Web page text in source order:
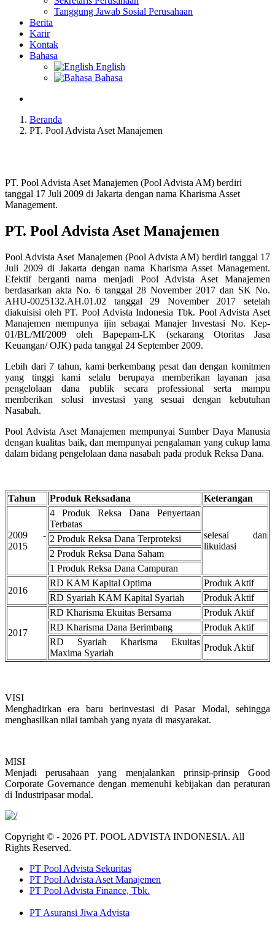
Tanggung Jawab Sosial Perusahaan
Berita
Karir
Kontak
Bahasa
English
Bahasa
Beranda
PT. Pool Advista Aset Manajemen
PT. Pool Advista Aset Manajemen (Pool Advista AM) berdiri
tanggal 17 Juli 2009 di Jakarta dengan nama Kharisma Asset
Management.
PT. Pool Advista Aset Manajemen
Pool Advista Aset Manajemen (Pool Advista AM) berdiri tanggal 17
Juli 2009 di Jakarta dengan nama Kharisma Asset Management.
Efektif berganti nama menjadi Pool Advista Aset Manajemen
berdasarkan akta No. 6 tanggal 28 November 2017 dan SK No.
AHU-0025132.AH.01.02 tanggal 29 November 2017 setelah
diakuisisi oleh PT. Pool Advista Indonesia Tbk. Pool Advista Aset
Manajemen mempunya ijin sebagai Manajer Investasi No. Kep-
01/BL/MI/2009 oleh Bapepam-LK (sekarang Otoritas Jasa
Keuangan/ OJK) pada tanggal 24 September 2009.
Lebih dari 7 tahun, kami berkembang pesat dan dengan komitmen
yang tinggi kami selalu berupaya memberikan layanan jasa
pengelolaan dana publik secara professional serta mampu
memberikan solusi investasi yang sesuai dengan kebutuhan
Nasabah.
Pool Advista Aset Manajemen mempunyai Sumber Daya Manusia
dengan kualitas baik, dan mempunyai pengalaman yang cukup lama
dalam bidang pengelolaan dana nasabah pada produk Reksa Dana.
Tahun Produk Reksadana Keterangan
2009 -
2015
4 Produk Reksa Dana Penyertaan
Terbatas
selesai dan
likuidasi
2 Produk Reksa Dana Terproteksi
2 Produk Reksa Dana Saham
1 Produk Reksa Dana Campuran
2016
RD KAM Kapital Optima
Produk Aktif
RD Syariah KAM Kapital Syariah
Produk Aktif
2017
RD Kharisma Ekuitas Bersama
Produk Aktif
RD Kharisma Dana Berimbang
Produk Aktif
RD Syariah Kharisma Ekuitas
Maxima Syariah
Produk Aktif
VISI
Menghadirkan era baru berinvestasi di Pasar Modal, sehingga
menghasilkan nilai tambah yang nyata di masyarakat.
MISI
Menjadi perusahaan yang menjalankan prinsip-prinsip Good
Corporate Governance dengan memenuhi kebijakan dan peraturan
di Industripasar modal.
Copyright © - 2026 PT. POOL ADVISTA INDONESIA. All
Rights Reserved.
PT Pool Advista Sekuritas
PT Pool Advista Aset Manajemen
PT Pool Advista Finance, Tbk.
PT Asuransi Jiwa Advista